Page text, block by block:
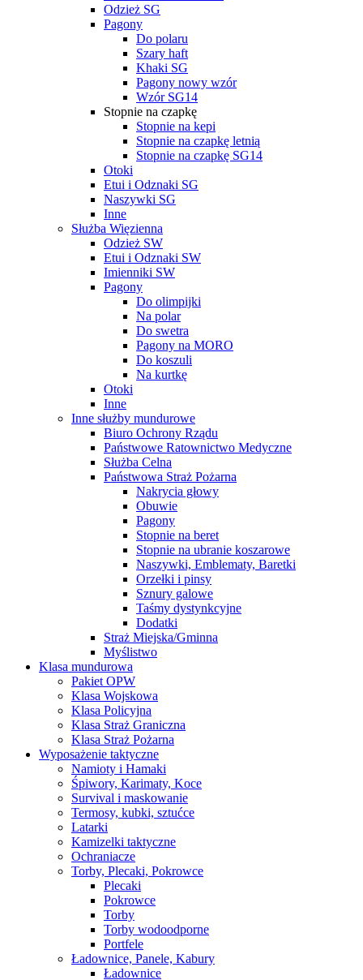
Odzież SG
Pagony
Do polaru
Szary haft
Khaki SG
Pagony nowy wzór
Wzór SG14
Stopnie na czapkę
Stopnie na kepi
Stopnie na czapkę letnią
Stopnie na czapkę SG14
Otoki
Etui i Odznaki SG
Naszywki SG
Inne
Służba Więzienna
Odzież SW
Etui i Odznaki SW
Imienniki SW
Pagony
Do olimpijki
Na polar
Do swetra
Pagony na MORO
Do koszuli
Na kurtkę
Otoki
Inne
Inne służby mundurowe
Biuro Ochrony Rządu
Państwowe Ratownictwo Medyczne
Służba Celna
Państwowa Straż Pożarna
Nakrycia głowy
Obuwie
Pagony
Stopnie na beret
Stopnie na ubranie koszarowe
Naszywki, Emblematy, Baretki
Orzełki i pinsy
Sznury galowe
Taśmy dystynkcyjne
Dodatki
Straż Miejska/Gminna
Myślistwo
Klasa mundurowa
Pakiet OPW
Klasa Wojskowa
Klasa Policyjna
Klasa Straż Graniczna
Klasa Straż Pożarna
Wyposażenie taktyczne
Namioty i Hamaki
Śpiwory, Karimaty, Koce
Survival i maskowanie
Termosy, kubki, sztućce
Latarki
Kamizelki taktyczne
Ochraniacze
Torby, Plecaki, Pokrowce
Plecaki
Pokrowce
Torby
Torby wodoodporne
Portfele
Ładownice, Panele, Kabury
Ładownice